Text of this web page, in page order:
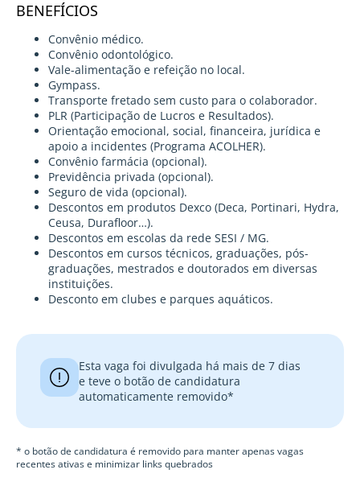
BENEFÍCIOS
Convênio médico.
Convênio odontológico.
Vale-alimentação e refeição no local.
Gympass.
Transporte fretado sem custo para o colaborador.
PLR (Participação de Lucros e Resultados).
Orientação emocional, social, financeira, jurídica e
apoio a incidentes (Programa ACOLHER).
Convênio farmácia (opcional).
Previdência privada (opcional).
Seguro de vida (opcional).
Descontos em produtos Dexco (Deca, Portinari, Hydra,
Ceusa, Durafloor…).
Descontos em escolas da rede SESI / MG.
Descontos em cursos técnicos, graduações, pós-
graduações, mestrados e doutorados em diversas
instituições.
Desconto em clubes e parques aquáticos.
Esta vaga foi divulgada há mais de 7 dias
e teve o botão de candidatura
automaticamente removido*
* o botão de candidatura é removido para manter apenas vagas
recentes ativas e minimizar links quebrados